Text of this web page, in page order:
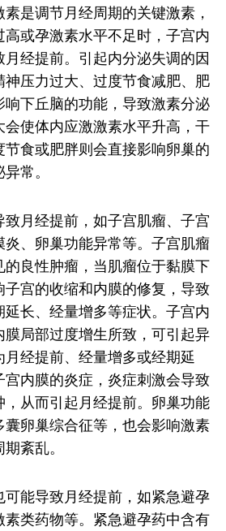
是调节月经周期的关键激素，
高或孕激素水平不足时，子宫内
经提前。引起内分泌失调的因
压力过大、过度节食减肥、肥
响下丘脑的功能，导致激素分泌
使体内应激激素水平升高，干
食或肥胖则会直接影响卵巢的
常。
月经提前，如子宫肌瘤、子宫
炎、卵巢功能异常等。子宫肌瘤
的良性肿瘤，当肌瘤位于黏膜下
宫的收缩和内膜的修复，导致
延长、经量增多等症状。子宫内
膜局部过度增生所致，可引起异
经提前、经量增多或经期延
内膜的炎症，炎症刺激会导致
从而引起月经提前。卵巢功能
卵巢综合征等，也会影响激素
紊乱。
能导致月经提前，如紧急避孕
类药物等。紧急避孕药中含有